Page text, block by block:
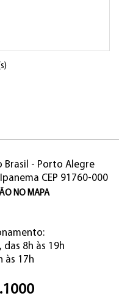
Brasil - Porto Alegre
CEP 91760-000
NO MAPA
8h às 19h
às 17h